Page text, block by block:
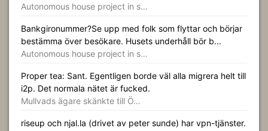
Autonomous house project in s…
Bankgironummer?Se upp med folk som flyttar och börjar
bestämma över besökare. Husets underhåll bör b...
Autonomous house project in s…
Proper tea: Sant. Egentligen borde väl alla migrera helt till
i2p. Det normala nätet är fucked.
Mullvads ägare skänkte till Ö…
riseup och njal.la (drivet av peter sunde) har vpn-tjänster.